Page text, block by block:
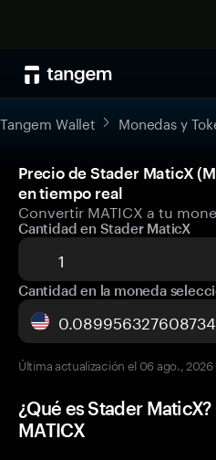
Tangem Wallet Monedas y
Precio de Stader MaticX
en tiempo real
Convertir MATICX a tu
Cantidad en Stader MaticX
Cantidad en la moneda
Última actualización el 06 ago.,
¿Qué es Stader
MATICX